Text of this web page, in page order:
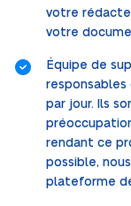
votre
votre
Équipe de
responsables
par jour. Ils
rendant ce
possible,
plateforme